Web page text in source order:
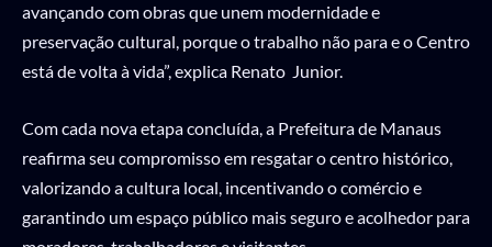
avançando com obras que unem modernidade e
preservação cultural, porque o trabalho não para e o Centro
está de volta à vida”, explica Renato Junior.
Com cada nova etapa concluída, a Prefeitura de Manaus
reafirma seu compromisso em resgatar o centro histórico,
valorizando a cultura local, incentivando o comércio e
garantindo um espaço público mais seguro e acolhedor para